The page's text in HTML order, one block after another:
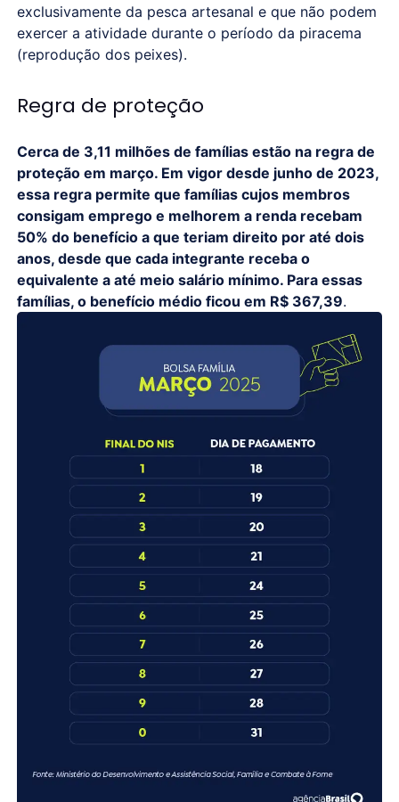
exclusivamente da pesca artesanal e que não podem
exercer a atividade durante o período da piracema
(reprodução dos peixes).
Regra de proteção
Cerca de 3,11 milhões de famílias estão na regra de
proteção em março. Em vigor desde junho de 2023,
essa regra permite que famílias cujos membros
consigam emprego e melhorem a renda recebam
50% do benefício a que teriam direito por até dois
anos, desde que cada integrante receba o
equivalente a até meio salário mínimo. Para essas
famílias, o benefício médio ficou em R$ 367,39.